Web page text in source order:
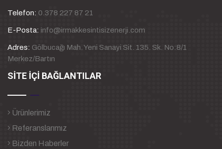
Telefon: 0.378 227 87 21
E-Posta: info@irmakkesintisizenerji.com
Adres: Gölbucağı Mah. Yeni Sanayi Sit. 135. Sk. No:8/1
Merkez/Bartın
SİTE İÇİ BAĞLANTILAR
Ürünlerimiz
Referanslarımız
Bizden Haberler